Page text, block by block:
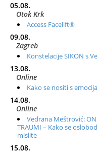
05.08.
Otok Krk
Access Facelift®
09.08.
Zagreb
Konstelacije SIKON s
13.08.
Online
Kako se nositi s
14.08.
Online
Vedrana Meštrović:
TRAUMI – Kako se
mislite
15.08.